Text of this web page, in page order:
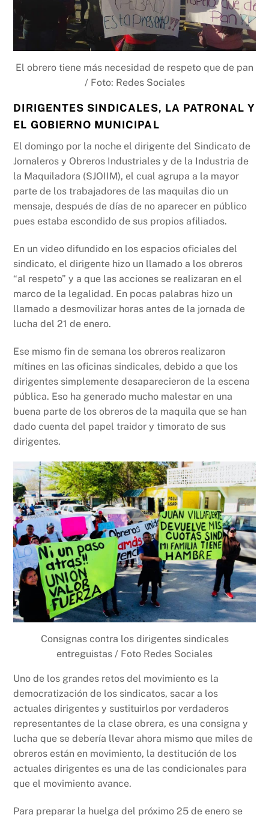
El obrero tiene más necesidad de respeto que de pan
/ Foto: Redes Sociales
DIRIGENTES SINDICALES, LA PATRONAL Y
EL GOBIERNO MUNICIPAL
El domingo por la noche el dirigente del Sindicato de
Jornaleros y Obreros Industriales y de la Industria de
la Maquiladora (SJOIIM), el cual agrupa a la mayor
parte de los trabajadores de las maquilas dio un
mensaje, después de días de no aparecer en público
pues estaba escondido de sus propios afiliados.
En un video difundido en los espacios oficiales del
sindicato, el dirigente hizo un llamado a los obreros
“al respeto” y a que las acciones se realizaran en el
marco de la legalidad. En pocas palabras hizo un
llamado a desmovilizar horas antes de la jornada de
lucha del 21 de enero.
Ese mismo fin de semana los obreros realizaron
mítines en las oficinas sindicales, debido a que los
dirigentes simplemente desaparecieron de la escena
pública. Eso ha generado mucho malestar en una
buena parte de los obreros de la maquila que se han
dado cuenta del papel traidor y timorato de sus
dirigentes.
Consignas contra los dirigentes sindicales
entreguistas / Foto Redes Sociales
Uno de los grandes retos del movimiento es la
democratización de los sindicatos, sacar a los
actuales dirigentes y sustituirlos por verdaderos
representantes de la clase obrera, es una consigna y
lucha que se debería llevar ahora mismo que miles de
obreros están en movimiento, la destitución de los
actuales dirigentes es una de las condicionales para
que el movimiento avance.
Para preparar la huelga del próximo 25 de enero se